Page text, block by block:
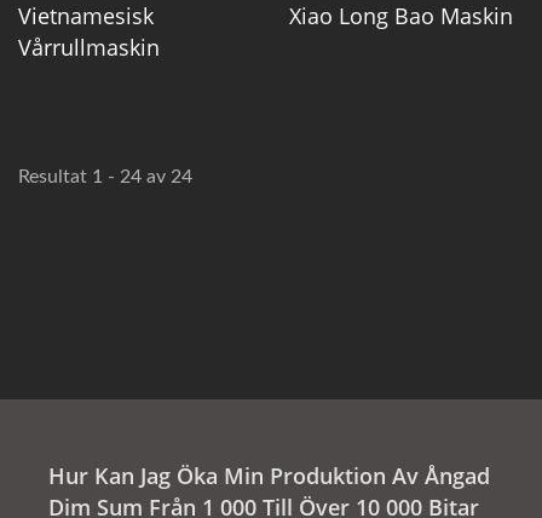
Vietnamesisk
Vårrullmaskin
Xiao Long Bao Maskin
Resultat 1 - 24 av 24
Hur Kan Jag Öka Min Produktion Av Ångad
Dim Sum Från 1 000 Till Över 10 000 Bitar